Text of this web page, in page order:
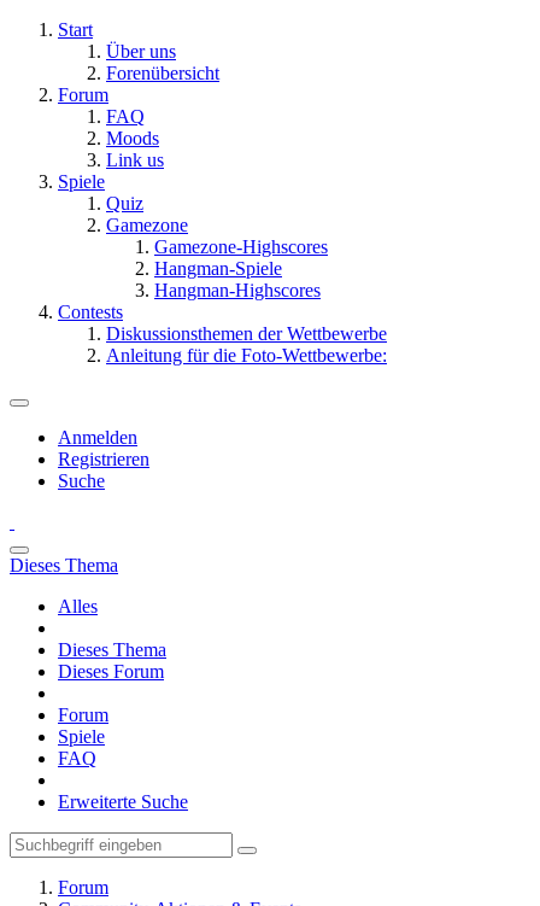
Start
Über uns
Forenübersicht
Forum
FAQ
Moods
Link us
Spiele
Quiz
Gamezone
Gamezone-Highscores
Hangman-Spiele
Hangman-Highscores
Contests
Diskussionsthemen der Wettbewerbe
Anleitung für die Foto-Wettbewerbe:
Anmelden
Registrieren
Suche
Dieses Thema
Alles
Dieses Thema
Dieses Forum
Forum
Spiele
FAQ
Erweiterte Suche
Forum